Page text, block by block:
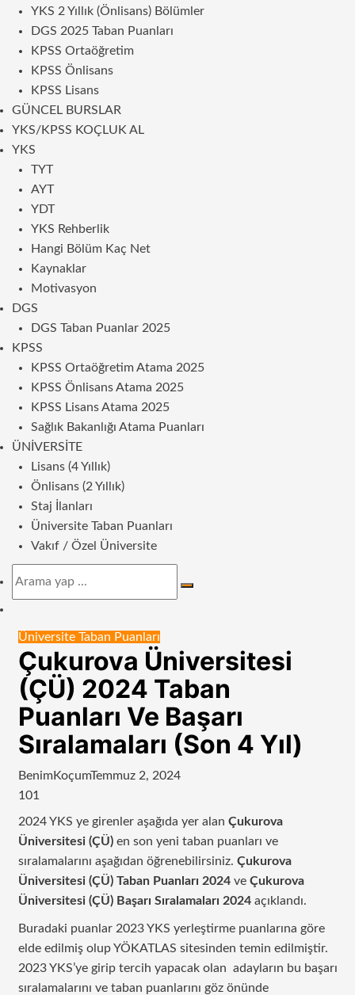
YKS 2 Yıllık (Önlisans) Bölümler
DGS 2025 Taban Puanları
KPSS Ortaöğretim
KPSS Önlisans
KPSS Lisans
GÜNCEL BURSLAR
YKS/KPSS KOÇLUK AL
YKS
TYT
AYT
YDT
YKS Rehberlik
Hangi Bölüm Kaç Net
Kaynaklar
Motivasyon
DGS
DGS Taban Puanlar 2025
KPSS
KPSS Ortaöğretim Atama 2025
KPSS Önlisans Atama 2025
KPSS Lisans Atama 2025
Sağlık Bakanlığı Atama Puanları
ÜNIVERSITE
Lisans (4 Yıllık)
Önlisans (2 Yıllık)
Staj İlanları
Üniversite Taban Puanları
Vakıf / Özel Üniversite
Arama
görünümü
Üniversite Taban Puanları
Çukurova Üniversitesi
(ÇÜ) 2024 Taban
Puanları Ve Başarı
Sıralamaları (Son 4 Yıl)
BenimKoçumTemmuz 2, 2024
101
2024 YKS ye girenler aşağıda yer alan Çukurova
Üniversitesi (ÇÜ) en son yeni taban puanları ve
sıralamalarını aşağıdan öğrenebilirsiniz. Çukurova
Üniversitesi (ÇÜ) Taban Puanları 2024 veÇukurova
Üniversitesi (ÇÜ) Başarı Sıralamaları 2024 açıklandı.
Buradaki puanlar 2023 YKS yerleştirme puanlarına göre
elde edilmiş olup YÖKATLAS sitesinden temin edilmiştir.
2023 YKS’ye girip tercih yapacak olan adayların bu başarı
sıralamalarını ve taban puanlarını göz önünde